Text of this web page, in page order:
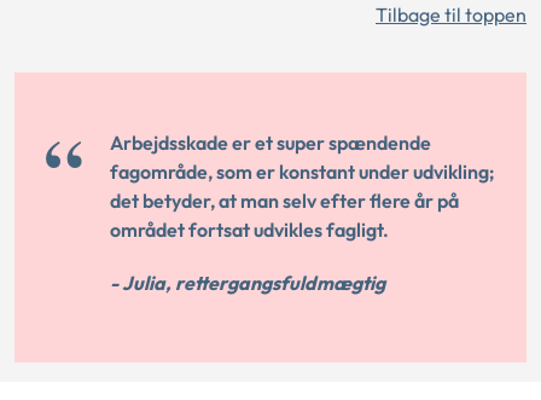
Tilbage til toppen
Arbejdsskade er et super spændende
fagområde, som er konstant under udvikling;
det betyder, at man selv efter flere år på
området fortsat udvikles fagligt.
- Julia, rettergangsfuldmægtig